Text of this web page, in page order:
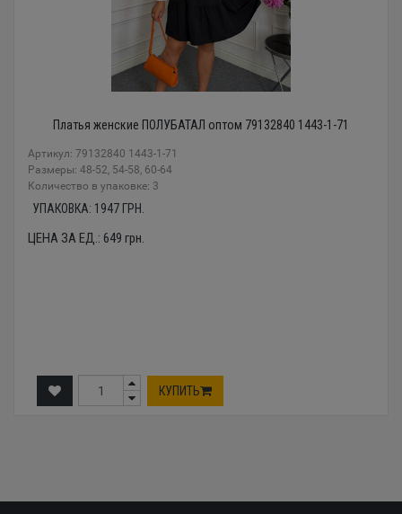
Платья женские ПОЛУБАТАЛ оптом 79132840 1443-1-71
Артикул: 79132840 1443-1-71
Размеры: 48-52, 54-58, 60-64
Количество в упаковке: 3
УПАКОВКА: 1947 ГРН.
ЦЕНА ЗА ЕД.: 649 грн.
КУПИТЬ